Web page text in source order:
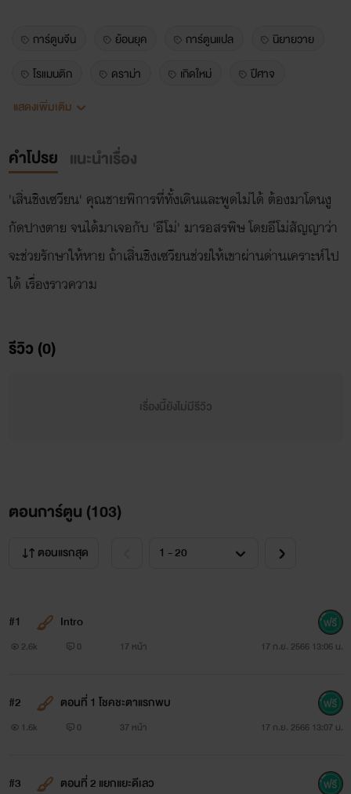
การ์ตูนจีน ย้อนยุค การ์ตูนแปล
นิยายวาย
โรแมนติก
ดราม่า เกิดใหม่
ปีศาจ
หลายชาติภพ
ยาโอย
แสดงเพิ่มเติม
คำโปรย แนะนำเรื่อง
'เสิ่นชิงเซวียน' คุณชายพิการที่ทั้งเดินและพูดไม่ได้ ต้องมาโดนงู
กัดปางตาย จนได้มาเจอกับ 'อีโม่' มารอสรพิษ โดยอีโม่สัญญาว่า
จะช่วยรักษาให้หาย ถ้าเสิ่นชิงเซวียนช่วยให้เขาผ่านด่านเคราะห์ไป
ได้ เรื่องราวความ
รีวิว (0)
เรื่องนี้ยังไม่มีรีวิว
ตอนการ์ตูน (103)
ตอนแรกสุด
#1 Intro
2.6k 0 17 หน้า 17 ก.ย. 2566 13:06 น.
#2 ตอนที่ 1 โชคชะตาแรกพบ
1.6k 0 37 หน้า 17 ก.ย. 2566 13:07 น.
#3 ตอนที่ 2 แยกแยะดีเลว